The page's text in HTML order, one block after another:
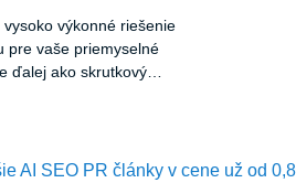
výkonné riešenie
pre vaše priemyselné
ďalej ako skrutkový
mení prístup podnikov k
AI SEO PR články v cene už od